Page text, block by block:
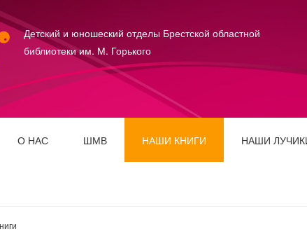
Детский и юношеский отделы Брестской областной
библиотеки им. М. Горького
О НАС ШМВ НАШИ КНИГИ НАШИ